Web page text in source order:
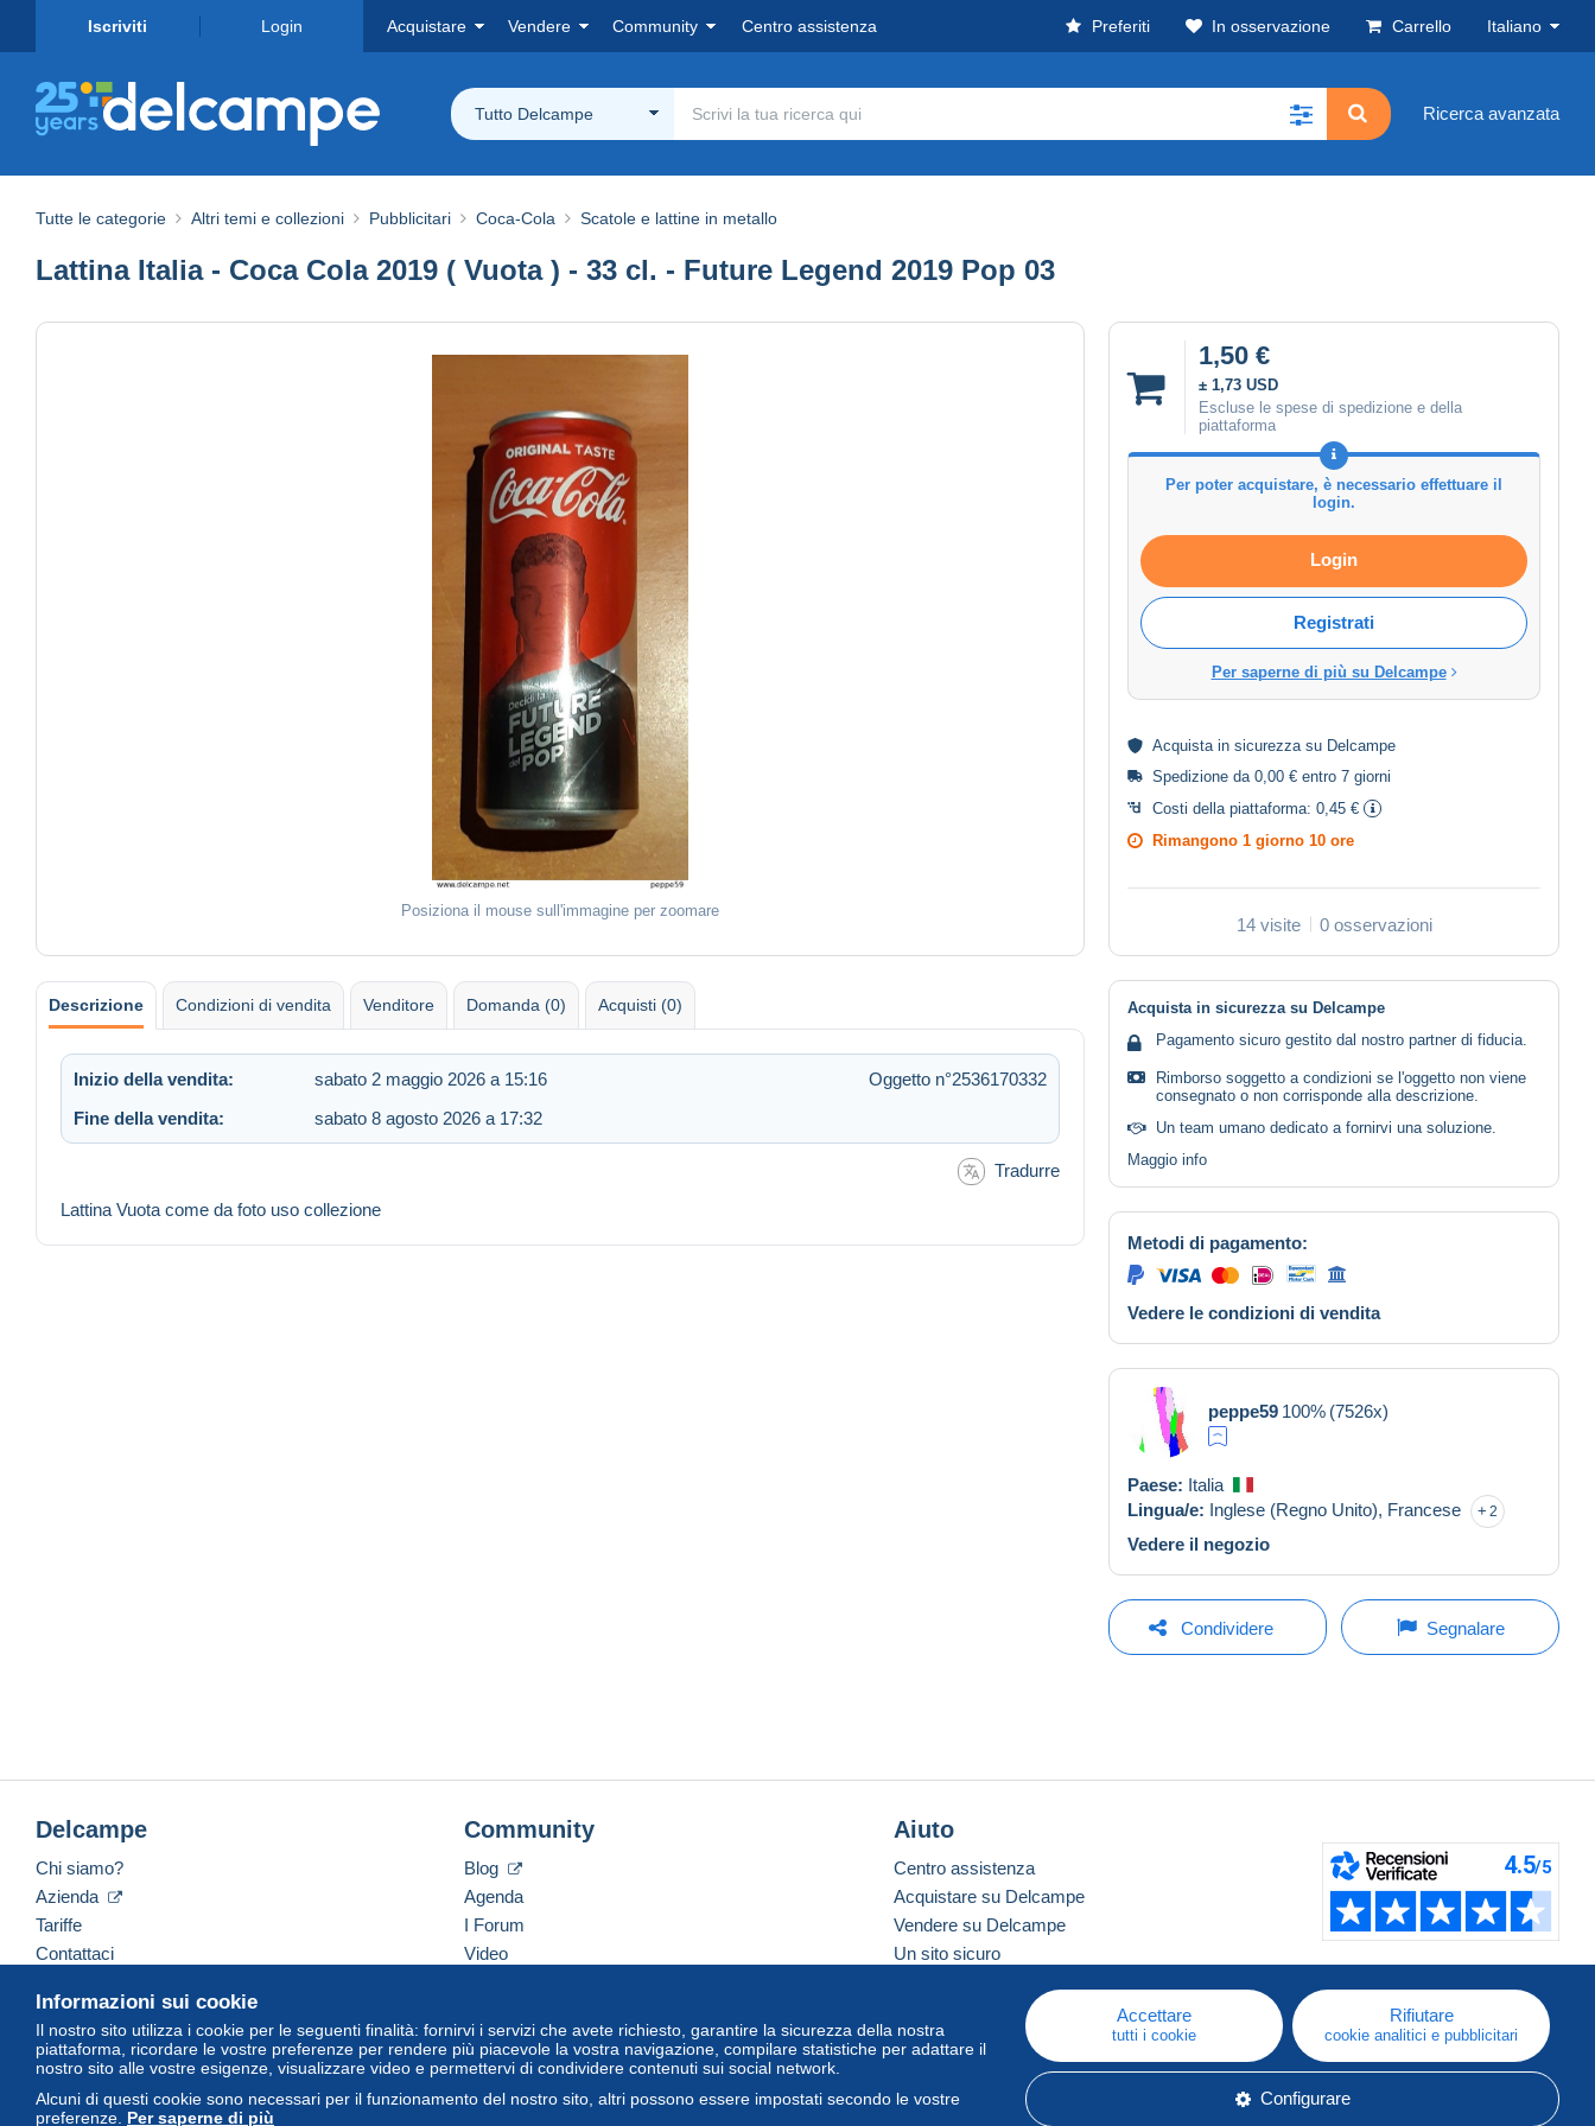
Iscriviti Login Acquistare Vendere Community Centro assistenza Preferiti In osservazione Carrello Italiano
Tutto Delcampe Ricerca avanzata
Tutte le categorie Altri temi e collezioni Pubblicitari Coca-Cola Scatole e lattine in metallo
Lattina Italia - Coca Cola 2019 ( Vuota ) - 33 cl. - Future Legend 2019 Pop 03
Posiziona il mouse sull'immagine per zoomare
1,50 €
± 1,73 USD
Escluse le spese di spedizione e della
piattaforma
Per poter acquistare, è necessario effettuare il
login.
Login
Registrati
Per saperne di più su Delcampe
Acquista in sicurezza su Delcampe
Spedizione da 0,00 € entro 7 giorni
Costi della piattaforma: 0,45 €
Rimangono 1 giorno 10 ore
14 visite 0 osservazioni
Descrizione Condizioni di vendita Venditore Domanda (0) Acquisti (0)
Inizio della vendita: sabato 2 maggio 2026 a 15:16
Oggetto n°2536170332
Fine della vendita:
sabato 8 agosto 2026 a 17:32
Tradurre
Lattina Vuota come da foto uso collezione
Acquista in sicurezza su Delcampe
Pagamento sicuro gestito dal nostro partner di fiducia.
Rimborso soggetto a condizioni se l'oggetto non viene
consegnato o non corrisponde alla descrizione.
Un team umano dedicato a fornirvi una soluzione.
Maggio info
Metodi di pagamento:
Vedere le condizioni di vendita
peppe59 100% (7526x)
Paese: Italia
Lingua/e: Inglese (Regno Unito), Francese 2
Vedere il negozio
Condividere Segnalare
Informazioni sui cookie
Il nostro sito utilizza i cookie per le seguenti finalità: fornirvi i servizi che avete richiesto, garantire la sicurezza della nostra
piattaforma, ricordare le vostre preferenze per rendere più piacevole la vostra navigazione, compilare statistiche per adattare il
nostro sito alle vostre esigenze, visualizzare video e permettervi di condividere contenuti sui social network.
Alcuni di questi cookie sono necessari per il funzionamento del nostro sito, altri possono essere impostati secondo le vostre
preferenze. Per saperne di più
Accettare
tutti i cookie
Rifiutare
cookie analitici e pubblicitari
Configurare
Delcampe
Chi siamo?
Azienda
Tariffe
Contattaci
Community
Blog
Agenda
I Forum
Video
Aiuto
Centro assistenza
Acquistare su Delcampe
Vendere su Delcampe
Un sito sicuro
Italiano USD America/Indiana/Vevay Versione standard
© Delcampe International Srl. Tutti i diritti riservati.